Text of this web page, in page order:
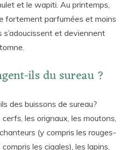
et le wapiti. Au printemps,
fortement parfumées et moins
s’adoucissent et deviennent
ils du sureau ?
des buissons de sureau?
les orignaux, les moutons,
(y compris les rouges-
les cigales), les lapins,